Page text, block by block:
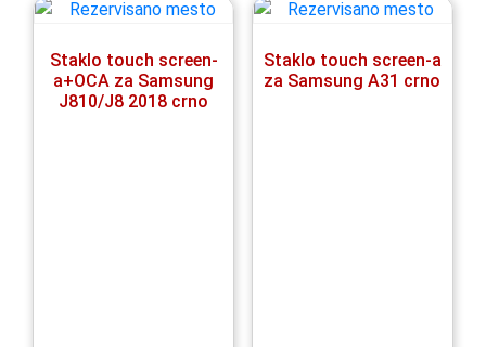
Staklo touch screen-
a+OCA za Samsung
J810/J8 2018 crno
Staklo touch screen-a
za Samsung A31 crno